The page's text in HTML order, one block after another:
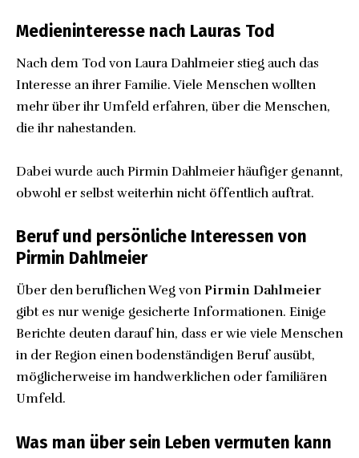
Medieninteresse nach Lauras Tod
Nach dem Tod von Laura Dahlmeier stieg auch das
Interesse an ihrer Familie. Viele Menschen wollten
mehr über ihr Umfeld erfahren, über die Menschen,
die ihr nahestanden.
Dabei wurde auch Pirmin Dahlmeier häufiger genannt,
obwohl er selbst weiterhin nicht öffentlich auftrat.
Beruf und persönliche Interessen von
Pirmin Dahlmeier
Über den beruflichen Weg von Pirmin Dahlmeier
gibt es nur wenige gesicherte Informationen. Einige
Berichte deuten darauf hin, dass er wie viele Menschen
in der Region einen bodenständigen Beruf ausübt,
möglicherweise im handwerklichen oder familiären
Umfeld.
Was man über sein Leben vermuten kann